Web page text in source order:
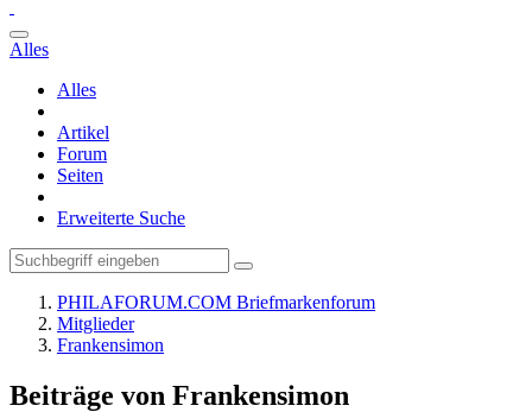
Alles
Alles
Artikel
Forum
Seiten
Erweiterte Suche
PHILAFORUM.COM Briefmarkenforum
Mitglieder
Frankensimon
Beiträge von Frankensimon